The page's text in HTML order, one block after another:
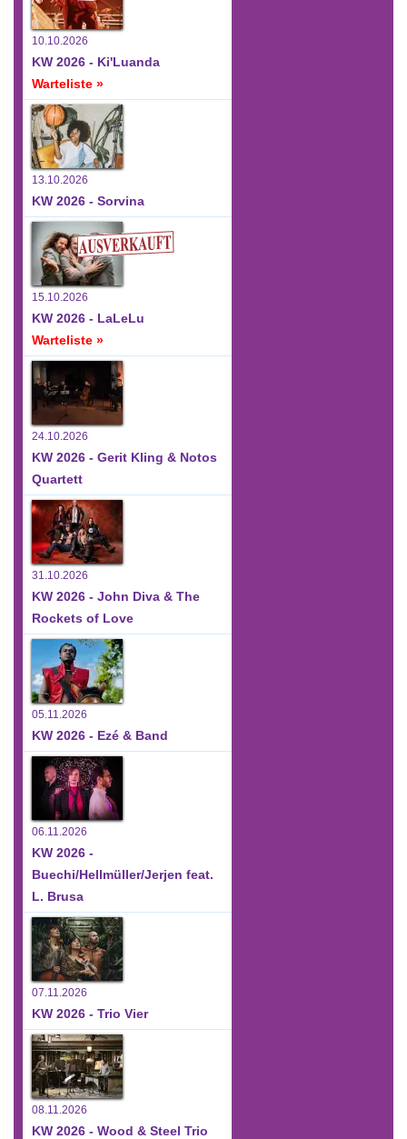
10.10.2026
KW 2026 - Ki'Luanda
Warteliste »
13.10.2026
KW 2026 - Sorvina
15.10.2026
KW 2026 - LaLeLu
Warteliste »
24.10.2026
KW 2026 - Gerit Kling & Notos
Quartett
31.10.2026
KW 2026 - John Diva & The
Rockets of Love
05.11.2026
KW 2026 - Ezé & Band
06.11.2026
KW 2026 -
Buechi/Hellmüller/Jerjen feat.
L. Brusa
07.11.2026
KW 2026 - Trio Vier
08.11.2026
KW 2026 - Wood & Steel Trio